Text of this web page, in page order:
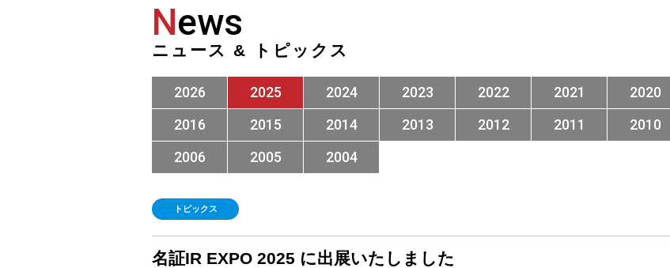
News
ニュース & トピックス
2026 2025 2024 2023 2022 2021 2020
2016
2015 2014 2013 2012 2011 2010
2006
2005 2004
トピックス
名証IR EXPO 2025 に出展いたしました